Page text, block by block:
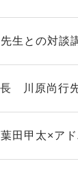
生との対談
川原尚行
田甲太×ア